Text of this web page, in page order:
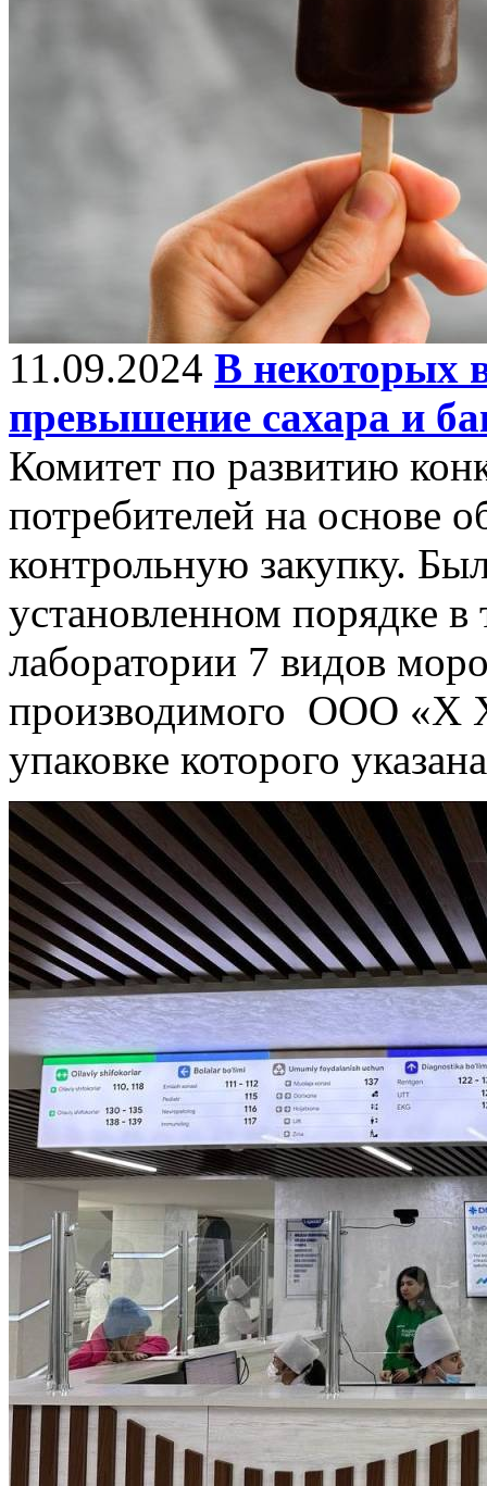
11.09.2024 В некоторых
превышение сахара и
Комитет по развитию
потребителей на основе
контрольную закупку.
установленном порядке в
лаборатории 7 видов
производимого ООО «X
упаковке которого